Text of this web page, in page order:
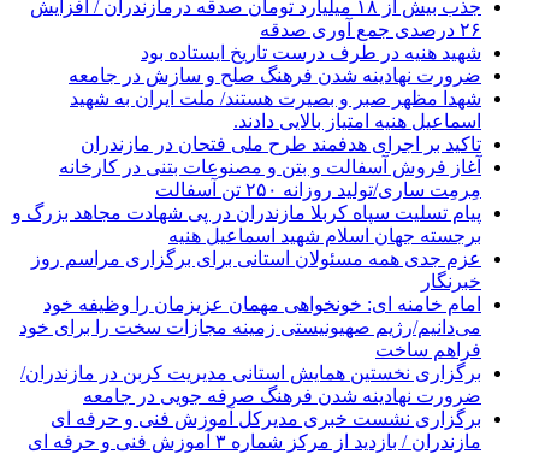
جذب بیش از ۱۸ میلیارد تومان صدقه درمازندران / افزایش
۲۶ درصدی جمع آوری صدقه
شهید هنیه در طرف درست تاریخ ایستاده بود
ضرورت نهادینه شدن فرهنگ صلح و سازش در جامعه
شهدا مظهر صبر و بصیرت هستند/ ملت ایران به شهید
اسماعیل هنیه امتیاز بالایی دادند.
تاکید بر اجرای هدفمند طرح ملی فتحان در مازندران
آغاز فروش آسفالت و بتن و مصنوعات بتنی در کارخانه
مِرمِت ساری/تولید روزانه ۲۵۰ تن آسفالت
پیام تسلیت سپاه کربلا مازندران در پی شهادت مجاهد بزرگ و
برجسته جهان اسلام شهید اسماعیل هنیه
عزم جدی همه مسئولان استانی برای برگزاری مراسم روز
خبرنگار
امام خامنه ای: خونخواهی مهمان عزیزمان را وظیفه خود
می‌دانیم/رژیم صهیونیستی زمینه مجازات سخت را برای خود
فراهم ساخت
برگزاری نخستین همایش استانی مدیریت کربن در مازندران/
ضرورت نهادینه شدن فرهنگ صرفه جویی در جامعه
برگزاری نشست خبری مدیرکل آموزش فنی و حرفه ای
مازندران / بازدید از مرکز شماره ۳ آموزش فنی و حرفه ای